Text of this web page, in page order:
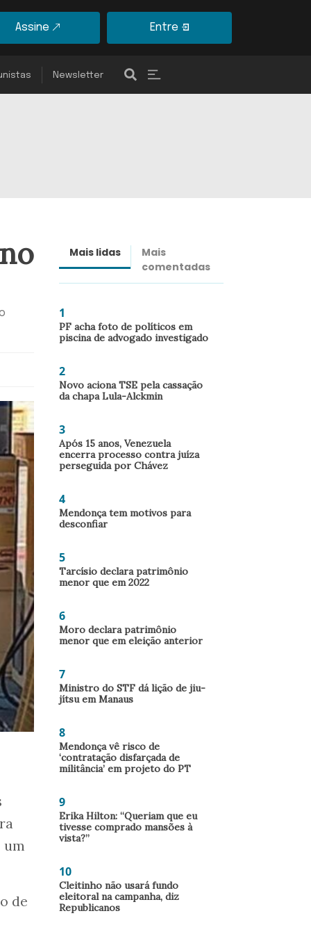
Assine Entre
Newsletter
um
de
Mais lidas
Mais
comentadas
1
PF acha foto de políticos em
piscina de advogado investigado
2
Novo aciona TSE pela cassação
da chapa Lula-Alckmin
3
Após 15 anos, Venezuela
encerra processo contra juíza
perseguida por Chávez
4
Mendonça tem motivos para
desconfiar
5
Tarcísio declara patrimônio
menor que em 2022
6
Moro declara patrimônio
menor que em eleição anterior
7
Ministro do STF dá lição de jiu-
jítsu em Manaus
8
Mendonça vê risco de
‘contratação disfarçada de
militância’ em projeto do PT
9
Erika Hilton: “Queriam que eu
tivesse comprado mansões à
vista?”
10
Cleitinho não usará fundo
eleitoral na campanha, diz
Republicanos